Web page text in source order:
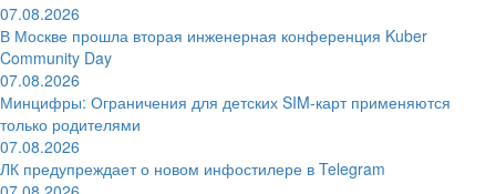
07.08.2026
В Москве прошла вторая инженерная конференция Kuber
Community Day
07.08.2026
Минцифры: Ограничения для детских SIM-карт применяются
только родителями
07.08.2026
ЛК предупреждает о новом инфостилере в Telegram